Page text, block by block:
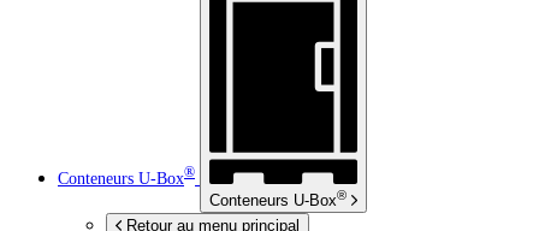
Conteneurs U-Box®
Conteneurs U-Box®
Retour au menu principal